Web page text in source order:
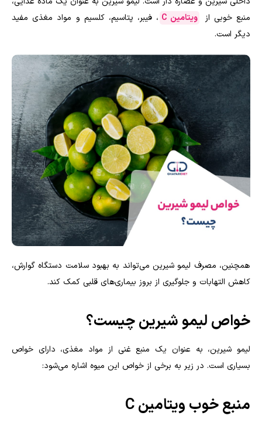
منبع خوبی از
ویتامین C
، فیبر، پتاسیم، کلسیم و مواد مغذی مفید
دیگر است.
همچنین، مصرف لیمو شیرین می‌تواند به بهبود سلامت دستگاه گوارش،
کاهش التهابات و جلوگیری از بروز بیماری‌های قلبی کمک کند.
خواص لیمو شیرین چیست؟
لیمو شیرین، به عنوان یک منبع غنی از مواد مغذی، دارای خواص
بسیاری است. در زیر به برخی از خواص این میوه اشاره می‌شود:
منبع خوب ویتامین C